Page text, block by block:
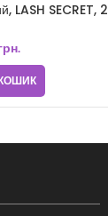
LASH SECRET, 2